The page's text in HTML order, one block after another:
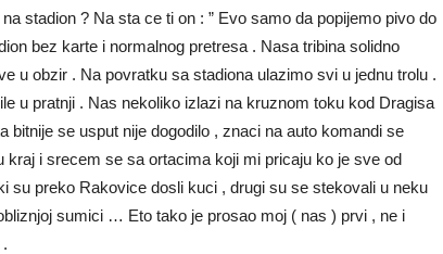
stadion ? Na sta ce ti on : ” Evo samo da popijemo pivo do
bez karte i normalnog pretresa . Nasa tribina solidno
u obzir . Na povratku sa stadiona ulazimo svi u jednu trolu .
u pratnji . Nas nekoliko izlazi na kruznom toku kod Dragisa
se usput nije dogodilo , znaci na auto komandi se
i srecem se sa ortacima koji mi pricaju ko je sve od
su preko Rakovice dosli kuci , drugi su se stekovali u neku
sumici … Eto tako je prosao moj ( nas ) prvi , ne i